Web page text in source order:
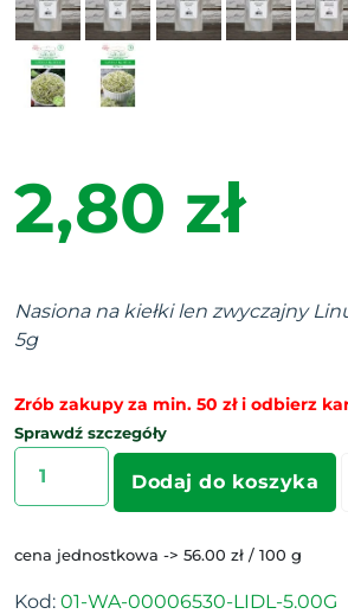
2,80 zł
Nasiona na kiełki len zwyczajny
5g
Zrób zakupy za min. 50 zł i odbierz
Sprawdź szczegóły
Dodaj do koszyka
cena jednostkowa -> 56.00 zł / 100 g
Kod: 01-WA-00006530-LIDL-5.00G